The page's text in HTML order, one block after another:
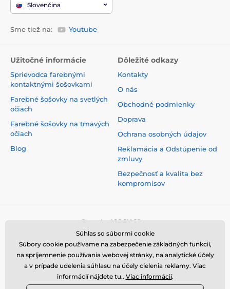
Slovenčina
Sme tiež na: Youtube
Užitočné informácie
Sprievodca farebnými
kontaktnými šošovkami
Farebné šošovky na svetlých
očiach
Farebné šošovky na tmavých
očiach
Blog
Dôležité odkazy
Kontakty
O nás
Obchodné podmienky
Doprava
Ochrana osobných údajov
Reklamácia a Odstúpenie od
zmluvy
Bezpečnosť a kvalita bez
kompromisov
Súhlas so súbormi cookie
Súbory cookie používame na zabezpečenie základných funkcií,
na spríjemnenie používania webovej stránky, na analytické účely
a v prípade udelenia súhlasu na účely cielenia reklamy. Viac
informácií nájdete tu.. Viac informácií.